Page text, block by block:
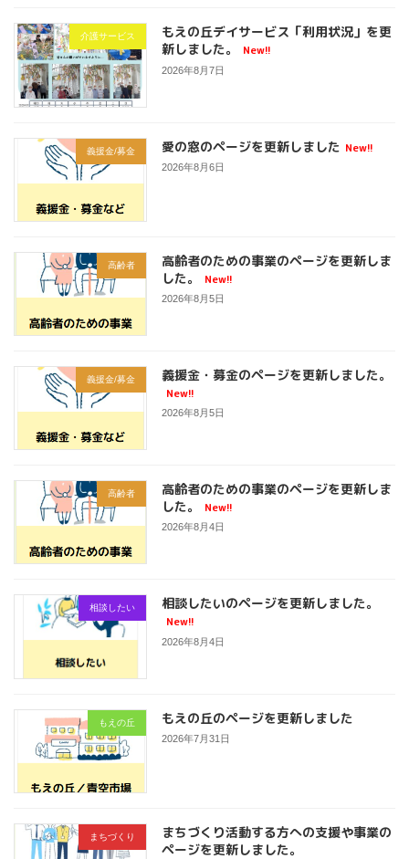
介護サービス
もえの丘デイサービス「利用状況」を更
新しました。
New!!
2026年8月7日
義援金/募金 愛の窓のページを更新しました New!!
2026年8月6日
高齢者
高齢者のための事業のページを更新しま
した。
New!!
2026年8月5日
義援金/募金 義援金・募金のページを更新しました。
New!!
2026年8月5日
高齢者
高齢者のための事業のページを更新しま
した。
New!!
2026年8月4日
相談したい 相談したいのページを更新しました。
New!!
2026年8月4日
もえの丘 もえの丘のページを更新しました
2026年7月31日
まちづくり
まちづくり活動する方への支援や事業の
ページを更新しました。